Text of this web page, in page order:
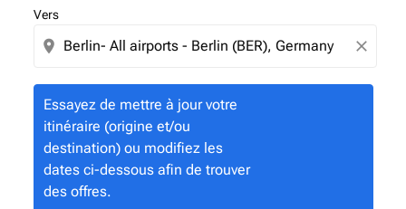
Vers
location_on close
Essayez de mettre à jour votre
itinéraire (origine et/ou
destination) ou modifiez les
dates ci-dessous afin de trouver
des offres.